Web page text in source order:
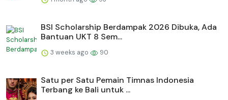
BSI Scholarship Berdampak 2026 Dibuka, Ada
Bantuan UKT 8 Sem...
3 weeks ago 90
Satu per Satu Pemain Timnas Indonesia
Terbang ke Bali untuk ...